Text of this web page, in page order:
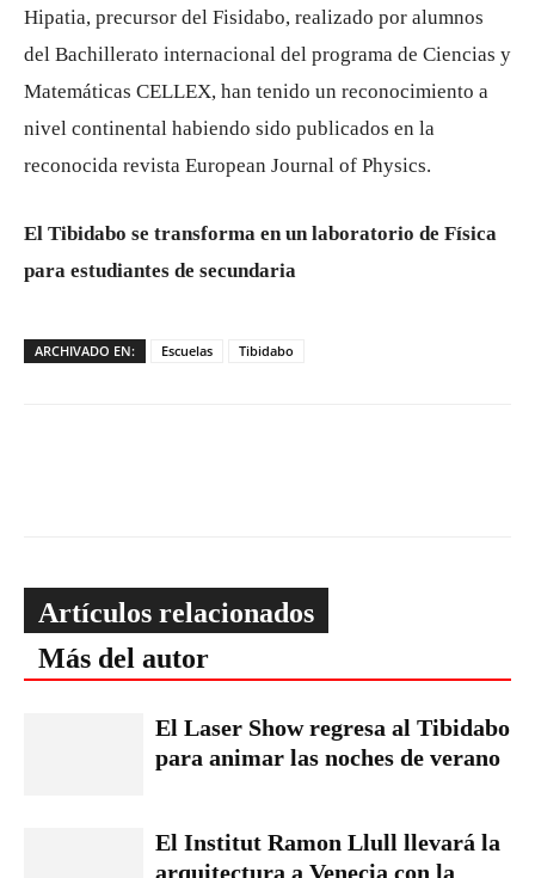
Hipatia, precursor del Fisidabo, realizado por alumnos
del Bachillerato internacional del programa de Ciencias y
Matemáticas CELLEX, han tenido un reconocimiento a
nivel continental habiendo sido publicados en la
reconocida revista European Journal of Physics.
El Tibidabo se transforma en un laboratorio de Física
para estudiantes de secundaria
ARCHIVADO EN: Escuelas Tibidabo
Artículos relacionados
Más del autor
El Laser Show regresa al Tibidabo
para animar las noches de verano
El Institut Ramon Llull llevará la
arquitectura a Venecia con la